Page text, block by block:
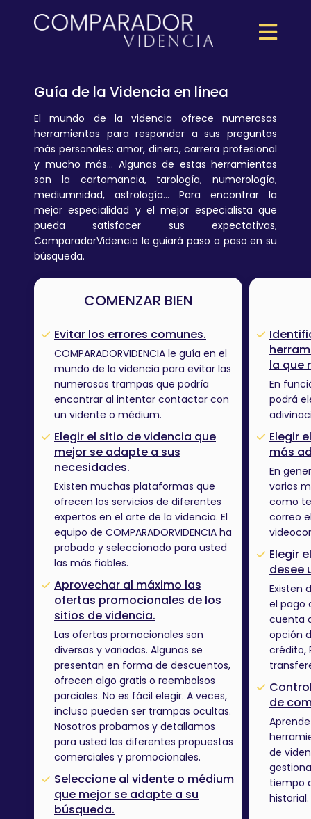
Guía de la Videncia en línea
El mundo de la videncia ofrece numerosas
herramientas para responder a sus preguntas
más personales: amor, dinero, carrera profesional
y mucho más... Algunas de estas herramientas
son la cartomancia, tarología, numerología,
mediumnidad, astrología... Para encontrar la
mejor especialidad y el mejor especialista que
pueda satisfacer sus expectativas,
ComparadorVidencia le guiará paso a paso en su
búsqueda.
COMENZAR BIEN
Evitar los errores comunes.
COMPARADORVIDENCIA le guía en el
mundo de la videncia para evitar las
numerosas trampas que podría
encontrar al intentar contactar con
un vidente o médium.
Elegir el sitio de videncia que
mejor se adapte a sus
necesidades.
Existen muchas plataformas que
ofrecen los servicios de diferentes
expertos en el arte de la videncia. El
equipo de COMPARADORVIDENCIA ha
probado y seleccionado para usted
las más fiables.
Aprovechar al máximo las
ofertas promocionales de los
sitios de videncia.
Las ofertas promocionales son
diversas y variadas. Algunas se
presentan en forma de descuentos,
ofrecen algo gratis o reembolsos
parciales. No es fácil elegir. A veces,
incluso pueden ser trampas ocultas.
Nosotros probamos y detallamos
para usted las diferentes propuestas
comerciales y promocionales.
Seleccione al vidente o médium
que mejor se adapte a su
búsqueda.
la que
En
podrá
Elegir
más
En
varios
como
correo
Elegir
desee
Existen
el pago
cuenta
opción
crédito,
de
de
tiempo
historial.